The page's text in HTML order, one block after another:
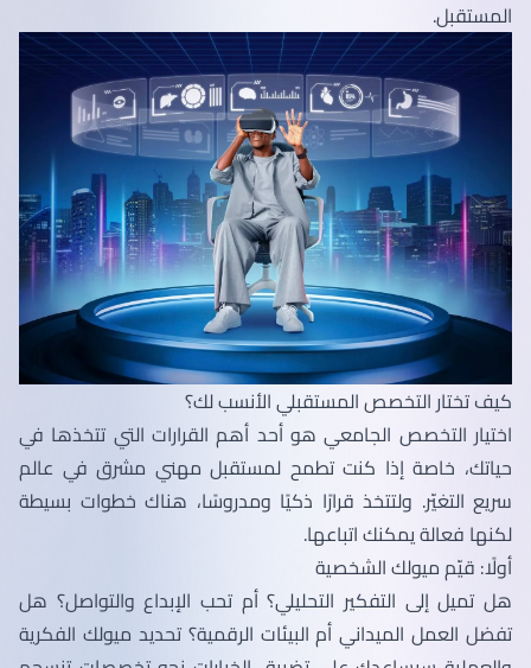
المستقبل.
كيف تختار التخصص المستقبلي الأنسب لك؟
اختيار التخصص الجامعي هو أحد أهم القرارات التي تتخذها في
حياتك، خاصة إذا كنت تطمح لمستقبل مهني مشرق في عالم
سريع التغيّر. ولتتخذ قرارًا ذكيًا ومدروسًا، هناك خطوات بسيطة
لكنها فعالة يمكنك اتباعها.
أولًا: قيّم ميولك الشخصية
هل تميل إلى التفكير التحليلي؟ أم تحب الإبداع والتواصل؟ هل
تفضل العمل الميداني أم البيئات الرقمية؟ تحديد ميولك الفكرية